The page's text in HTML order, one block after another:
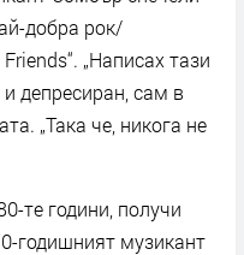
добра рок/
„Написах тази
и депресиран, сам в
„Така че, никога не
те години, получи
годишният музикант